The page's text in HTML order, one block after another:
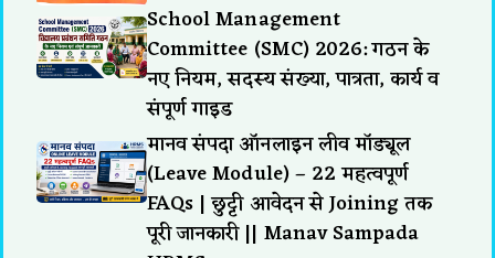
School Management
Committee (SMC) 2026: गठन के
नए नियम, सदस्य संख्या, पात्रता, कार्य व
संपूर्ण गाइड
मानव संपदा ऑनलाइन लीव मॉड्यूल
(Leave Module) – 22 महत्वपूर्ण
FAQs | छुट्टी आवेदन से Joining तक
पूरी जानकारी || Manav Sampada